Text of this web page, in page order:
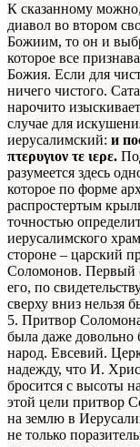
К сказанному
диавол во втором
Божиим, то он и
которое все
Божия. Если для
ничего чистого.
нарочито
случае для
иерусалимский: и
πτερυγιον τε ιερε.
разумеется здесь
которое по форме
распростертым
точностью
иерусалимского
стороне – царский
Соломонов. Первый
его, по
сверху вниз нельзя
5. Притвор
была даже довольно
народ. Евсевий.
надежду, что И.
бросится с высоты
этой цели притвор
на землю в
не только